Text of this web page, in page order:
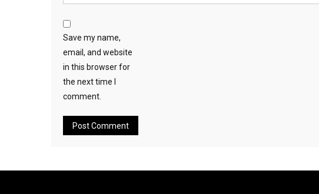
Save my name,
email, and website
in this browser for
the next time I
comment.